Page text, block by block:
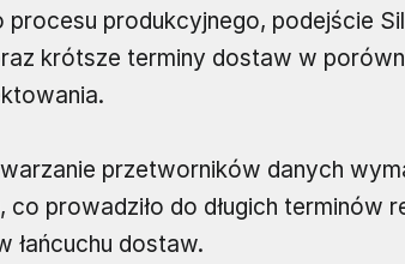
procesu produkcyjnego, podejście
krótsze terminy dostaw w
przetworników danych
co prowadziło do długich
łańcuchu dostaw.